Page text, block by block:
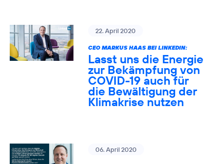
22. April 2020
CEO MARKUS HAAS BEI LINKEDIN:
Lasst uns die Energie
zur Bekämpfung von
COVID-19 auch für
die Bewältigung der
Klimakrise nutzen
06. April 2020